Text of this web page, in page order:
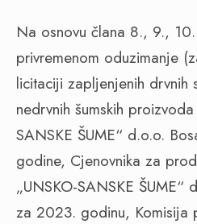
Na osnovu člana 8., 9.,
privremenom oduzimanje
licitaciji zapljenjenih drvnih
nedrvnih šumskih
SANSKE ŠUME“ d.o.o.
godine, Cjenovnika za
„UNSKO-SANSKE ŠUME“
za 2023. godinu, Komisija